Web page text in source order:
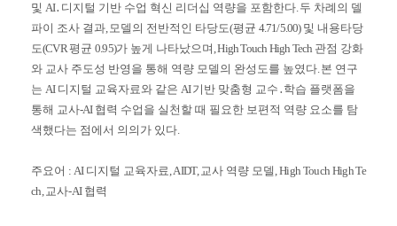
및 AI․ 디지털 기반 수업 혁신 리더십 역량을 포함한다.두 차례의 델
파이 조사 결과,모델의 전반적인 타당도(평균 4.71/5.00) 및 내용타당
도(CVR평균 0.95)가 높게 나타났으며 , High Touch High Tech 관점 강화
와 교사 주도성 반영을 통해 역량 모델의 완성도를 높였다.본 연구
는 AI 디지털 교육자료와 같은 AI기반 맞춤형 교수 ․ 학습 플랫폼을
통해 교사-AI 협력 수업을 실천할 때 필요한 보편적 역량 요소를 탐
색했다는 점에서 의의가 있다.
주요어 : AI 디지털 교육자료, AIDT,교사 역량 모델 , High Touch High Te
ch,교사-AI 협력